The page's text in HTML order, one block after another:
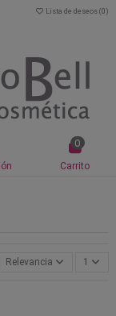
Lista de deseos (0 )
0
Carrito
Relevancia 1